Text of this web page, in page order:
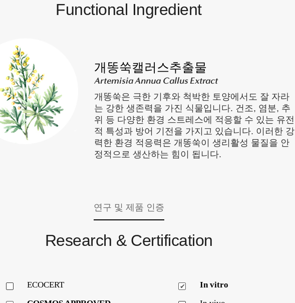
Functional Ingredient
개똥쑥캘러스추출물
Artemisia Annua Callus Extract
개똥쑥은 극한 기후와 척박한 토양에서도 잘 자라
는 강한 생존력을 가진 식물입니다. 건조, 염분, 추
위 등 다양한 환경 스트레스에 적응할 수 있는 유전
적 특성과 방어 기전을 가지고 있습니다. 이러한 강
력한 환경 적응력은 개똥쑥이 생리활성 물질을 안
정적으로 생산하는 힘이 됩니다.
연구 및 제품 인증
Research & Certification
ECOCERT
In vitro